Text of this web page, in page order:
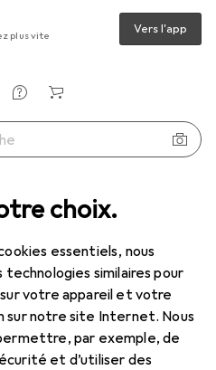
choix.
essentiels, nous
similaires pour
votre appareil et votre
sur notre site Internet. Nous
par exemple, de
et d’utiliser des
plus vite Vers l'app
Gedore 2090-2 Rallonge 1/4" 55 mm